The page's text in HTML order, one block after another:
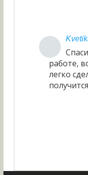
работе,
легко